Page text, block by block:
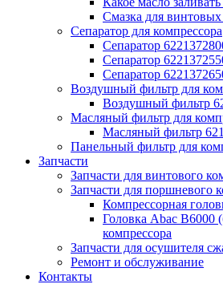
Смазка для
Сепаратор для компрессора
Сепаратор
Сепаратор
Сепаратор
Воздушный фильтр для
Воздушный фильтр
Масляный фильтр для
Масляный фильтр
Панельный фильтр для
Запчасти
Запчасти для винтового
Запчасти для поршневого
Компрессорная
Головка Abac B6000
компрессора
Запчасти для осушителя
Ремонт и обслуживание
Контакты